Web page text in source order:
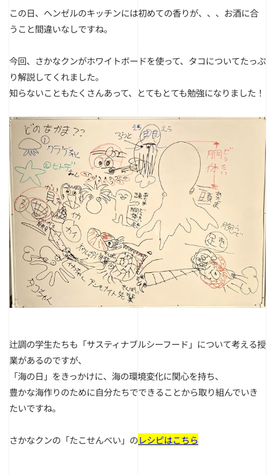
この日、ヘンゼルのキッチンには初めての香りが、、、お酒に合
うこと間違いなしですね。
今回、さかなクンがホワイトボードを使って、タコについてたっぷ
り解説してくれました。
知らないこともたくさんあって、とてもとても勉強になりました！
辻調の学生たちも「サスティナブルシーフード」について考える授
業があるのですが、
「海の日」をきっかけに、海の環境変化に関心を持ち、
豊かな海作りのために自分たちでできることから取り組んでいき
たいですね。
さかなクンの「たこせんべい」のレシピはこちら